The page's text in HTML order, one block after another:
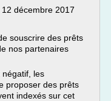
décembre 2017
souscrire des prêts
nos partenaires
négatif, les
proposer des prêts
indexés sur cet